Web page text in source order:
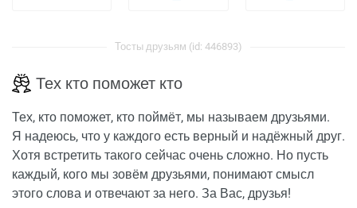
Тосты друзьям (id: 446893)
Тех кто поможет кто
Тех, кто поможет, кто поймёт, мы называем друзьями.
Я надеюсь, что у каждого есть верный и надёжный друг.
Хотя встретить такого сейчас очень сложно. Но пусть
каждый, кого мы зовём друзьями, понимают смысл
этого слова и отвечают за него. За Вас, друзья!